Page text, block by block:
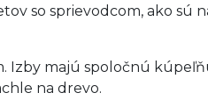
so sprievodcom, ako sú
Izby majú spoločnú
na drevo.